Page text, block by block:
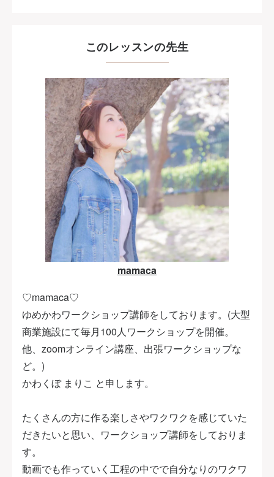
このレッスンの先生
mamaca
♡mamaca♡
ゆめかわワークショップ講師をしております。(大型
商業施設にて毎月100人ワークショップを開催。
他、zoomオンライン講座、出張ワークショップな
ど。)
かわくぼ まりこ と申します。
たくさんの方に作る楽しさやワクワクを感じていた
だきたいと思い、ワークショップ講師をしておりま
す。
動画でも作っていく工程の中でで自分なりのワクワ